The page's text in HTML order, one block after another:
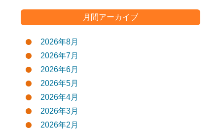
月間アーカイブ
2026年8月
2026年7月
2026年6月
2026年5月
2026年4月
2026年3月
2026年2月